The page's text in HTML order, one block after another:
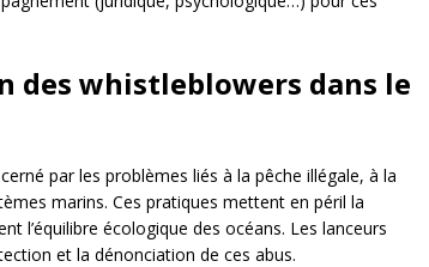
des whistleblowers dans le
par les problèmes liés à la pêche illégale, à la
marins. Ces pratiques mettent en péril la
l’équilibre écologique des océans. Les lanceurs
et la dénonciation de ces abus.